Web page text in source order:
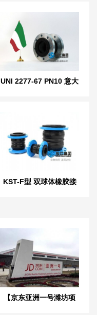
UNI 2277-67 PN10 意大
KST-F型 双球体橡胶接
【京东亚洲一号潍坊项